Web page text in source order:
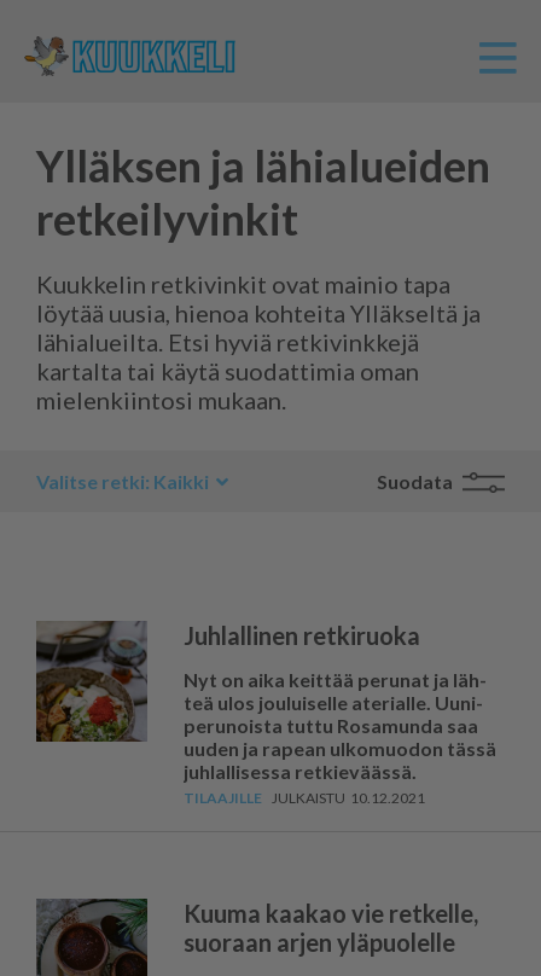
Ylläksen ja lähialueiden
retkeilyvinkit
Kuukkelin retkivinkit ovat mainio tapa
löytää uusia, hienoa kohteita Ylläkseltä ja
lähialueilta. Etsi hyviä retkivinkkejä
kartalta tai käytä suodattimia oman
mielenkiintosi mukaan.
Kaikki Suodata
Juhlallinen retkiruoka
Nyt on ai­ka keit­tää pe­ru­nat ja läh­
teä ulos jou­lui­sel­le ate­ri­al­le. Uu­ni­
pe­ru­nois­ta tut­tu Ro­sa­mun­da saa
uu­den ja ra­pe­an ul­ko­muo­don täs­sä
juh­lal­li­ses­sa ret­kie­vääs­sä.
10.12.2021
Kuuma kaakao vie retkelle,
suoraan arjen yläpuolelle